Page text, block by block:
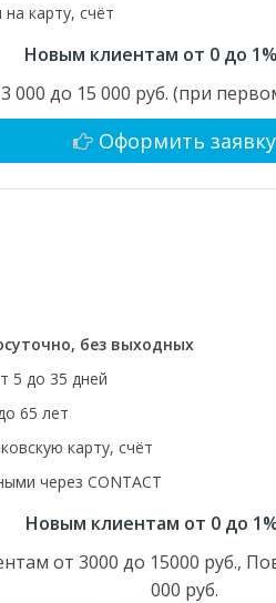
на карту, счёт
Новым клиентам от 0 до
000 до 15 000 руб. (при
Оформить заявку
без выходных
5 до 35 дней
65 лет
карту, счёт
через CONTACT
Новым клиентам от 0 до
от 3000 до 15000 руб.,
000 руб.